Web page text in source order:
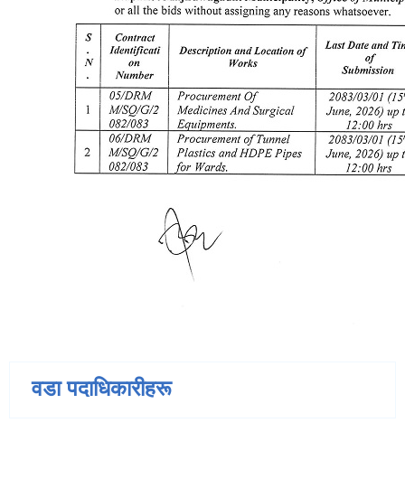
वडा पदाधिकारीहरू